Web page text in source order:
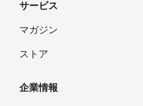
サービス
マガジン
ストア
企業情報